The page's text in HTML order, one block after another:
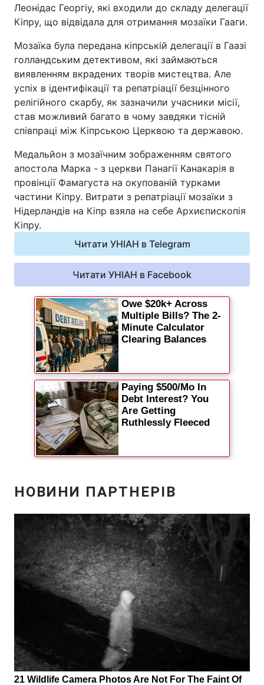
Здоров'я Туризм
Цікавинки Погода
Відео з Youtube Статті
Інтерв'ю Думки
Контакти
ПОСЛУГИ
Реклама на сайті Фотобанк
Моніторинг Пресцентр
Леонідас Георгіу, які входили до складу делегації
Кіпру, що відвідала для отримання мозаїки Гааги.
Мозаїка була передана кіпрській делегації в Гаазі
голландським детективом, які займаються
виявленням вкрадених творів мистецтва. Але
успіх в ідентифікації та репатріації безцінного
релігійного скарбу, як зазначили учасники місії,
став можливий багато в чому завдяки тісній
співпраці між Кіпрською Церквою та державою.
Медальйон з мозаїчним зображенням святого
апостола Марка - з церкви Панагії Канакарія в
провінції Фамагуста на окупованій турками
частини Кіпру. Витрати з репатріації мозаїки з
Нідерландів на Кіпр взяла на себе Архиєпископія
Кіпру.
Читати УНІАН в Telegram
Читати УНІАН в Facebook